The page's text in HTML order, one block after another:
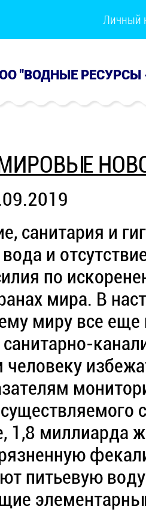
Личный
"ВОДНЫЕ РЕСУРСЫ
санитария и
и
по
мира. В
миру все
1,8 миллиарда
питьевую